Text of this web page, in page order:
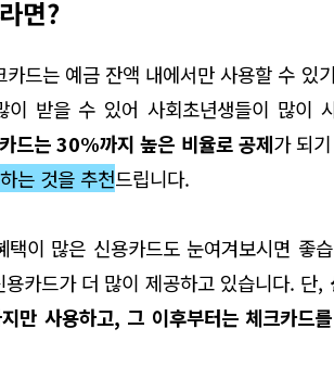
면?
카드는 예금 잔액 내에서만 사용할 수 있
받을 수 있어 사회초년생들이 많이
드는 30%까지 높은 비율로 공제가되
는 것을 추천드립니다.
이 많은 신용카드도 눈여겨보시면 좋
카드가 더 많이 제공하고 있습니다. 단,
만 사용하고, 그 이후부터는 체크카드